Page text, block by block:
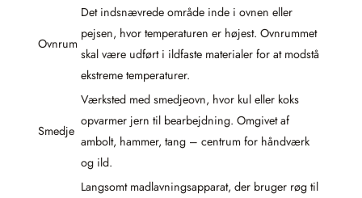
Ovnrum
Det indsnævrede område inde i ovnen eller
pejsen, hvor temperaturen er højest. Ovnrummet
skal være udført i ildfaste materialer for at modstå
ekstreme temperaturer.
Smedje
Værksted med smedjeovn, hvor kul eller koks
opvarmer jern til bearbejdning. Omgivet af
ambolt, hammer, tang – centrum for håndværk
og ild.
Langsomt madlavningsapparat, der bruger røg til